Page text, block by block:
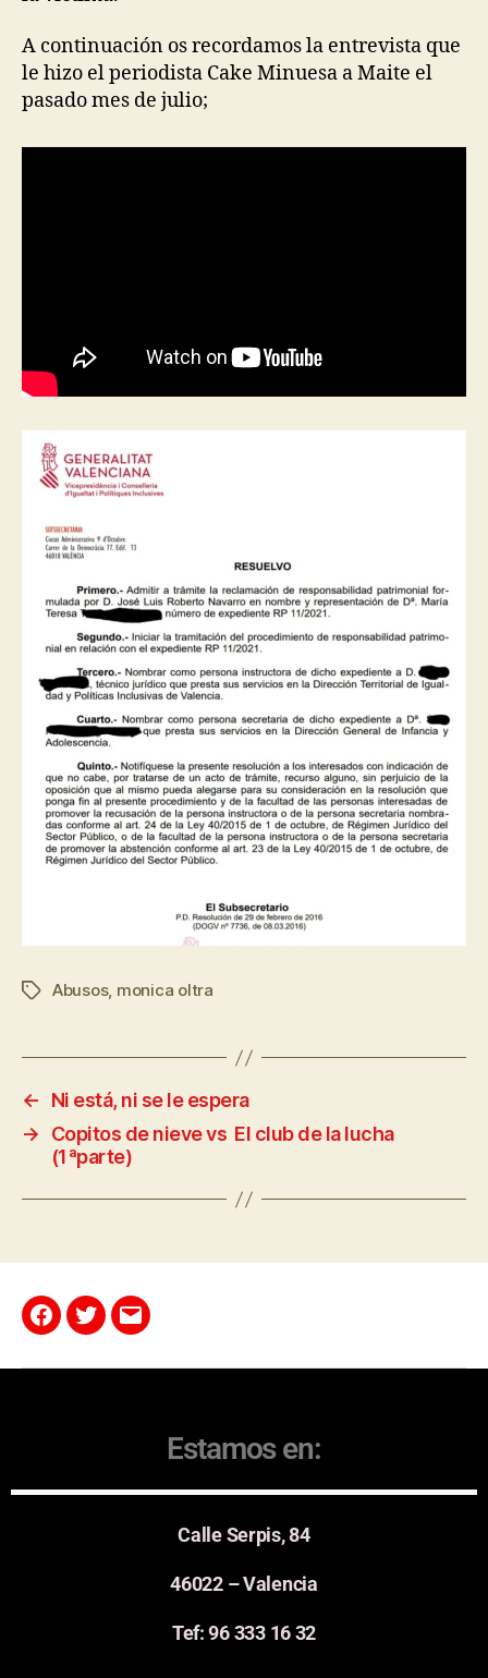
A continuación os recordamos la entrevista que
le hizo el periodista Cake Minuesa a Maite el
pasado mes de julio;
Abusos, monica oltra
←
Ni está, ni se le espera
→
Copitos de nieve vs El club de la lucha
(1ªparte)
Estamos en:
Calle Serpis, 84
46022 – Valencia
Tef: 96 333 16 32